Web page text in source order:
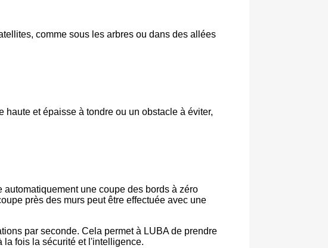
comme sous les arbres ou dans des allées
et épaisse à tondre ou un obstacle à éviter,
automatiquement une coupe des bords à zéro
près des murs peut être effectuée avec une
par seconde. Cela permet à LUBA de prendre
fois la sécurité et l'intelligence.